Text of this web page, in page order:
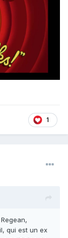
1
qui est un ex